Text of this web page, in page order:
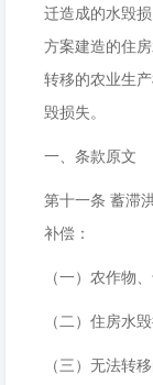
迁造成的水毁
方案建造的住
转移的农业生
毁损失。
一、条款原文
第十一条 蓄滞
补偿：
（一）农作物
（二）住房水
（三）无法转